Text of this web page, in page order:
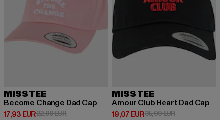
MISS TEE
Become Change Dad Cap
17,93 EUR
Derzeitiger Preis: 17,93 EUR
22,99 EURAktionspreis: 22,99 EUR
MISS TEE
Amour Club Heart Dad Cap
19,07 EUR
Derzeitiger Preis: 19,07 EUR
35,99 EURAktionspreis: